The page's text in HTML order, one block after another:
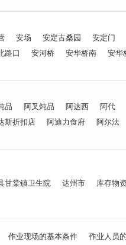
安场 安定古桑园
安定门
路口
安河桥 安华桥南 安华
品 阿叉炖品 阿达西
阿代
斯折扣店
阿迪力食府 阿尔法
甘棠镇卫生院 达州市 库存物
作业现场的基本条件
作业人员